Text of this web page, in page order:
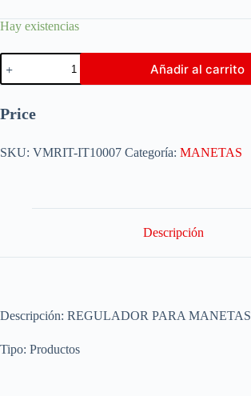
Hay existencias
Añadir al carrito
Price
SKU: VMRIT-IT10007 Categoría: MANETAS
Descripción
Descripción: REGULADOR PARA MANETAS
Tipo: Productos